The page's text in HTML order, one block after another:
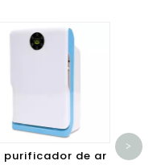
purificador de ar
de
>